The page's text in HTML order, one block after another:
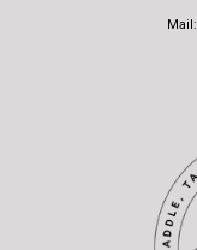
Mail: